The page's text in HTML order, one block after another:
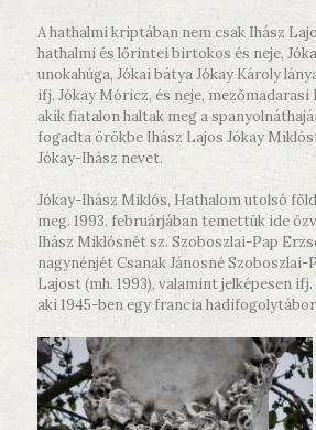
A hathalmi kriptában nem csak Ihász
hathalmi és lőrintei birtokos és neje,
unokahúga, Jókai bátya Jókay Károly
ifj. Jókay Móricz, és neje, mezőmadarasi
akik fiatalon haltak meg a
fogadta örökbe Ihász Lajos Jókay
Jókay-Ihász nevet.
Jókay-Ihász Miklós, Hathalom utolsó
meg. 1993. februárjában temettük ide
Ihász Miklósnét sz. Szoboszlai-Pap
nagynénjét Csanak Jánosné Szoboszlai-
Lajost (mh. 1993), valamint jelképesen
aki 1945-ben egy francia